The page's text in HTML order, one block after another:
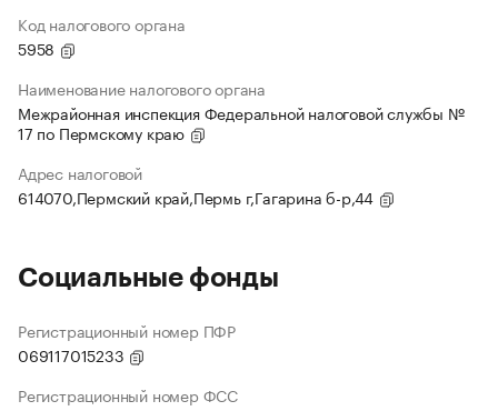
Код налогового органа
5958
Наименование налогового органа
Межрайонная инспекция Федеральной налоговой службы №
17 по Пермскому краю
Адрес налоговой
614070,Пермский край,Пермь г,Гагарина б-р,44
Социальные фонды
Регистрационный номер ПФР
069117015233
Регистрационный номер ФСС